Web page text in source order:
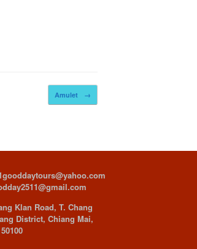
Amulet →
Klan Road, T. Chang
District, Chiang Mai,